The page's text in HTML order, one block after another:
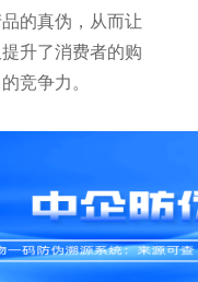
的真伪，从而让
升了消费者的购
竞争力。